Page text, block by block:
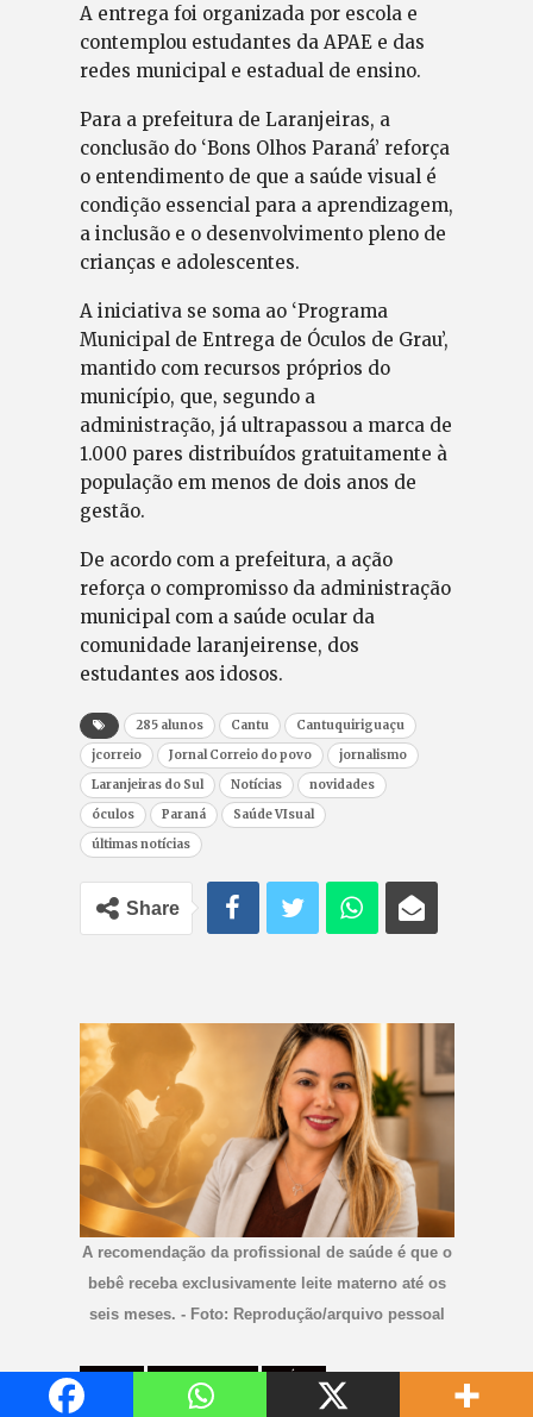
A entrega foi organizada por escola e
contemplou estudantes da APAE e das
redes municipal e estadual de ensino.
Para a prefeitura de Laranjeiras, a
conclusão do ‘Bons Olhos Paraná’ reforça
o entendimento de que a saúde visual é
condição essencial para a aprendizagem,
a inclusão e o desenvolvimento pleno de
crianças e adolescentes.
A iniciativa se soma ao ‘Programa
Municipal de Entrega de Óculos de Grau’,
mantido com recursos próprios do
município, que, segundo a
administração, já ultrapassou a marca de
1.000 pares distribuídos gratuitamente à
população em menos de dois anos de
gestão.
De acordo com a prefeitura, a ação
reforça o compromisso da administração
municipal com a saúde ocular da
comunidade laranjeirense, dos
estudantes aos idosos.
285 alunos Cantu
Cantuquiriguaçu
jcorreio
Jornal Correio do povo
jornalismo
Laranjeiras do Sul
Notícias
novidades
óculos
Paraná
Saúde VIsual
últimas notícias
Share
A recomendação da profissional de saúde é que o
bebê receba exclusivamente leite materno até os
seis meses. - Foto: Reprodução/arquivo pessoal
CANTU LARANJEIRAS SAÚDE